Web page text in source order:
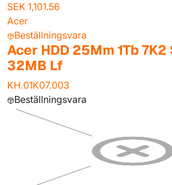
SEK 1,101.56
Acer
Beställningsvara
Acer HDD 25Mm 1Tb 7K2
32MB Lf
KH.01K07.003
Beställningsvara